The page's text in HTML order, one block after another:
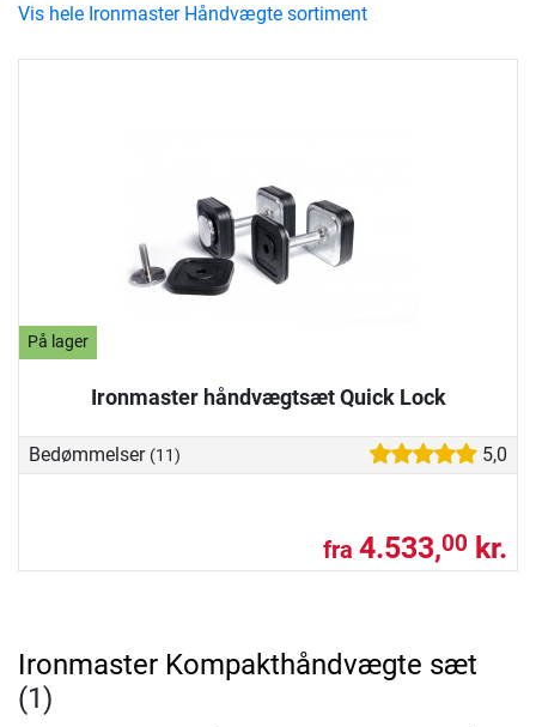
På lager
Ironmaster håndvægtsæt Quick Lock
Bedømmelser (11) 5,0
fra 4.533,00 kr.
Vis hele Ironmaster Håndvægte sortiment
Ironmaster Kompakthåndvægte sæt
(1)